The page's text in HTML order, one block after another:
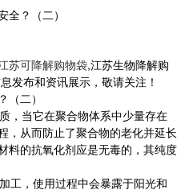
？（二）
苏可降解购物袋,江苏生物降解购
发布和资讯展示，敬请关注！
二）
，当它在聚合物体系中少量存在
，从而防止了聚合物的老化并延长
料的抗氧化剂应是无毒的，其纯度
工，使用过程中会暴露于阳光和